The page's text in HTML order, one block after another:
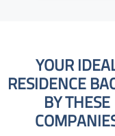
YOUR
RESIDENCE
BY THESE